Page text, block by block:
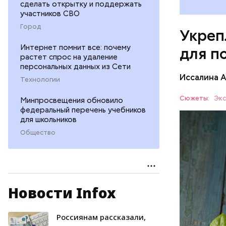
сделать открытку и поддержать
участников СВО
Город
Интернет помнит все: почему
растет спрос на удаление
персональных данных из Сети
Технологии
Минпросвещения обновило
федеральный перечень учебников
для школьников
Общество
Новости Infox
Россиянам рассказали,
для
Иссалина
Сюжеты:
ЗДОРОВЬЕ